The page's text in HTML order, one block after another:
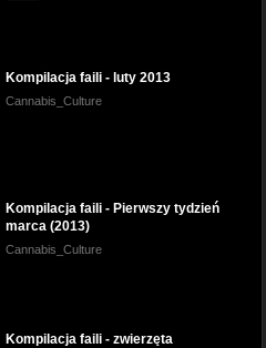
Kompilacja faili - luty 2013
Cannabis_Culture
Kompilacja faili - Pierwszy tydzień
marca (2013)
Cannabis_Culture
Kompilacja faili - zwierzęta